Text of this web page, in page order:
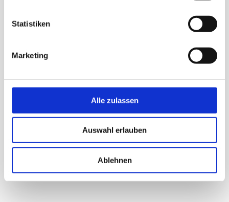
Statistiken
Marketing
Alle zulassen
Auswahl erlauben
Ablehnen
Unternehmen
Projekte